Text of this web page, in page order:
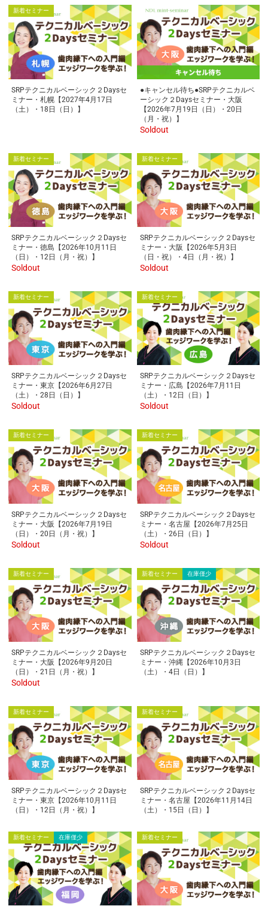
新着セミナー
SRPテクニカルベーシック２Daysセ
ミナー・札幌【2027年4月17日
（土）・18日（日）】
●キャンセル待ち●SRPテクニカルベ
ーシック２Daysセミナー・大阪
【2026年7月19日（日）・20日
（月・祝）】
Soldout
新着セミナー
SRPテクニカルベーシック２Daysセ
ミナー・徳島【2026年10月11日
（日）・12日（月・祝）】
Soldout
新着セミナー
SRPテクニカルベーシック２Daysセ
ミナー・大阪【2026年5月3日
（日・祝）・4日（月・祝）】
Soldout
新着セミナー
SRPテクニカルベーシック２Daysセ
ミナー・東京【2026年6月27日
（土）・28日（日）】
Soldout
新着セミナー
SRPテクニカルベーシック２Daysセ
ミナー・広島【2026年7月11日
（土）・12日（日）】
Soldout
新着セミナー
SRPテクニカルベーシック２Daysセ
ミナー・大阪【2026年7月19日
（日）・20日（月・祝）】
Soldout
新着セミナー
SRPテクニカルベーシック２Daysセ
ミナー・名古屋【2026年7月25日
（土）・26日（日）】
Soldout
新着セミナー
SRPテクニカルベーシック２Daysセ
ミナー・大阪【2026年9月20日
（日）・21日（月・祝）】
Soldout
新着セミナー 在庫僅少
SRPテクニカルベーシック２Daysセ
ミナー・沖縄【2026年10月3日
（土）・4日（日）】
新着セミナー
SRPテクニカルベーシック２Daysセ
ミナー・東京【2026年10月11日
（日）・12日（月・祝）】
新着セミナー
SRPテクニカルベーシック２Daysセ
ミナー・名古屋【2026年11月14日
（土）・15日（日）】
新着セミナー 在庫僅少 新着セミナー